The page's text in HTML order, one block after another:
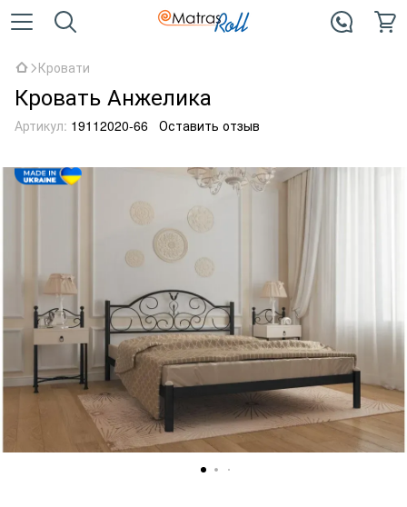
Кровати
Кровать Анжелика
Артикул: 19112020-66 Оставить отзыв